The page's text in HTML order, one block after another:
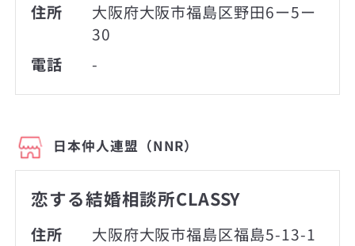
住所
大阪府大阪市福島区野田6ー5ー
30
電話
-
日本仲人連盟（NNR）
恋する結婚相談所CLASSY
住所
大阪府大阪市福島区福島5-13-1